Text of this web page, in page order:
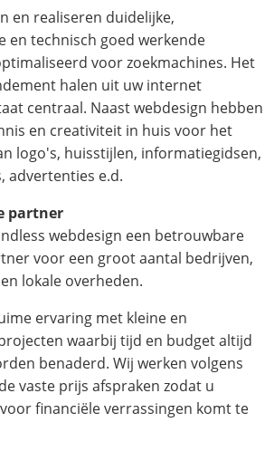
en realiseren duidelijke,
en technisch goed werkende
voor zoekmachines. Het
halen uit uw internet
centraal. Naast webdesign hebben
en creativiteit in huis voor het
logo's, huisstijlen, informatiegidsen,
advertenties e.d.
partner
webdesign een betrouwbare
voor een groot aantal bedrijven,
lokale overheden.
ervaring met kleine en
waarbij tijd en budget altijd
benaderd. Wij werken volgens
vaste prijs afspraken zodat u
financiële verrassingen komt te